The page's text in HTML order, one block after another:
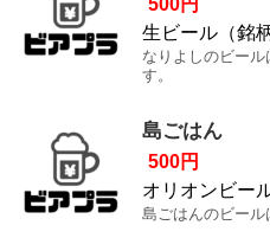
500円
生ビール（銘
なりよしのビー
す。
島ごはん
500円
オリオンビー
島ごはんのビール